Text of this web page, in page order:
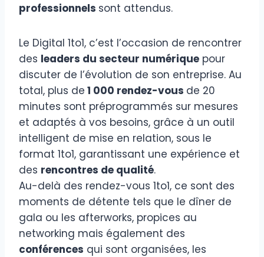
professionnels sont attendus.
Le Digital 1to1, c’est l’occasion de rencontrer
des leaders du secteur numérique pour
discuter de l’évolution de son entreprise. Au
total, plus de 1 000 rendez-vous de 20
minutes sont préprogrammés sur mesures
et adaptés à vos besoins, grâce à un outil
intelligent de mise en relation, sous le
format 1to1, garantissant une expérience et
des rencontres de qualité.
Au-delà des rendez-vous 1to1, ce sont des
moments de détente tels que le dîner de
gala ou les afterworks, propices au
networking mais également des
conférences qui sont organisées, les